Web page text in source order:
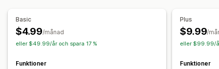
Lagertillgänglighet
Basic
$4.99/månad
eller $49.99/år och spara 17 %
Funktioner
Plus
$9.99/
eller $99.99/
Funktioner